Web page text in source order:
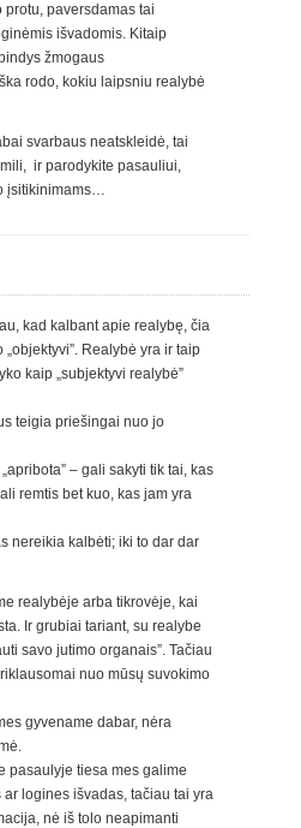
paversdamas tai
išvadomis. Kitaip
žmogaus
rodo, kokiu laipsniu realybė
svarbaus neatskleidė, tai
ir parodykite pasauliui,
įsitikinimams…
kad kalbant apie realybę, čia
Realybė yra ir taip
kaip „subjektyvi realybė”
teigia priešingai nuo jo
– gali sakyti tik tai, kas
remtis bet kuo, kas jam yra
nereikia kalbėti; iki to dar dar
realybėje arba tikrovėje, kai
Ir grubiai tariant, su realybe
savo jutimo organais”. Tačiau
nuo mūsų suvokimo
gyvename dabar, nėra
pasaulyje tiesa mes galime
logines išvadas, tačiau tai yra
nė iš tolo neapimanti